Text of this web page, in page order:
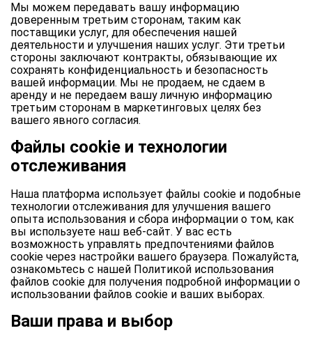
Мы можем передавать вашу информацию
доверенным третьим сторонам, таким как
поставщики услуг, для обеспечения нашей
деятельности и улучшения наших услуг. Эти третьи
стороны заключают контракты, обязывающие их
сохранять конфиденциальность и безопасность
вашей информации. Мы не продаем, не сдаем в
аренду и не передаем вашу личную информацию
третьим сторонам в маркетинговых целях без
вашего явного согласия.
Файлы cookie и технологии
отслеживания
Наша платформа использует файлы cookie и подобные
технологии отслеживания для улучшения вашего
опыта использования и сбора информации о том, как
вы используете наш веб-сайт. У вас есть
возможность управлять предпочтениями файлов
cookie через настройки вашего браузера. Пожалуйста,
ознакомьтесь с нашей Политикой использования
файлов cookie для получения подробной информации о
использовании файлов cookie и ваших выборах.
Ваши права и выбор